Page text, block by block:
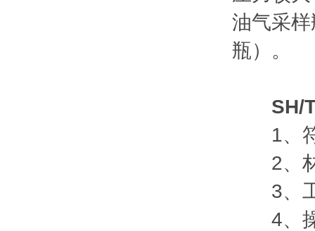
油气采
瓶）。
SH/
1、符
2、材
3、工
4、操